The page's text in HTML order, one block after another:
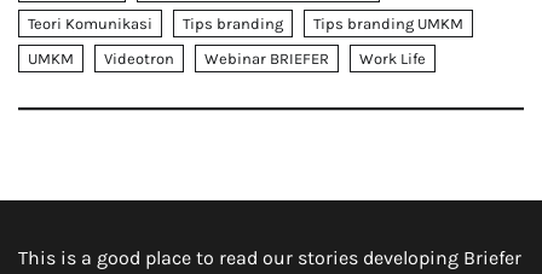
Teori Komunikasi
Tips branding
Tips branding UMKM
UMKM
Videotron Webinar BRIEFER Work Life
This is a good place to read our stories developing Briefer